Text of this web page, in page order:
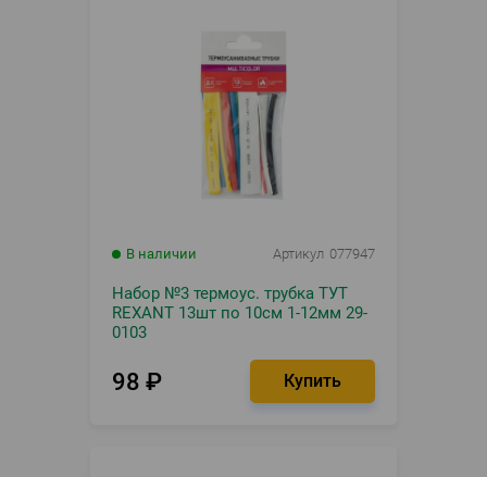
В наличии Артикул 077947
Набор №3 термоус. трубка ТУТ
REXANT 13шт по 10см 1-12мм 29-
0103
98 ₽